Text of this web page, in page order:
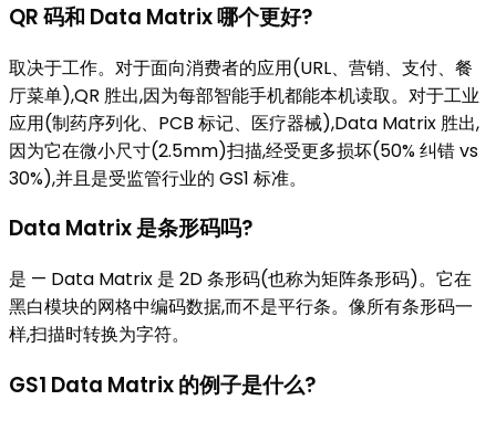
QR 码和 Data Matrix 哪个更好?
取决于工作。对于面向消费者的应用(URL、营销、支付、餐
厅菜单),QR 胜出,因为每部智能手机都能本机读取。对于工业
应用(制药序列化、PCB 标记、医疗器械),Data Matrix 胜出,
因为它在微小尺寸(2.5mm)扫描,经受更多损坏(50% 纠错 vs
30%),并且是受监管行业的 GS1 标准。
Data Matrix 是条形码吗?
是 — Data Matrix 是 2D 条形码(也称为矩阵条形码)。它在
黑白模块的网格中编码数据,而不是平行条。像所有条形码一
样,扫描时转换为字符。
GS1 Data Matrix 的例子是什么?